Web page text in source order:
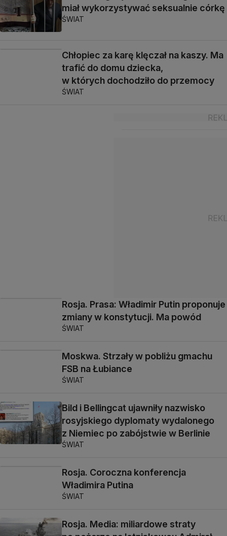
miał wykorzystywać seksualnie córkę
ŚWIAT
Chłopiec za karę klęczał na kaszy. Ma
trafić do domu dziecka,
w których dochodziło do przemocy
ŚWIAT
Rosja. Prasa: Władimir Putin proponuje
zmiany w konstytucji. Ma powód
ŚWIAT
Moskwa. Strzały w pobliżu gmachu
FSB na Łubiance
ŚWIAT
Bild i Bellingcat ujawniły nazwisko
rosyjskiego dyplomaty wydalonego
z Niemiec po zabójstwie w Berlinie
ŚWIAT
Rosja. Coroczna konferencja
Władimira Putina
ŚWIAT
Rosja. Media: miliardowe straty